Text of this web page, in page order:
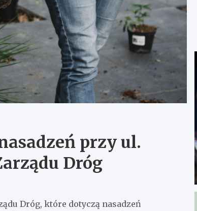
przy ul.
Dróg
Dróg, które dotyczą nasadzeń